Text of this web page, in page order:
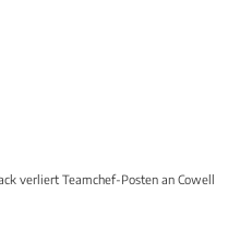
verliert Teamchef-Posten an Cowell